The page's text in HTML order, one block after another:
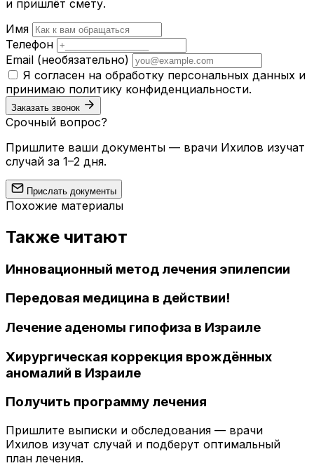
и пришлёт смету.
Имя
Телефон
Email (необязательно)
Я согласен на обработку персональных данных и
принимаю политику конфиденциальности.
Заказать звонок
Срочный вопрос?
Пришлите ваши документы — врачи Ихилов изучат
случай за 1–2 дня.
Прислать документы
Похожие материалы
Также читают
Инновационный метод лечения эпилепсии
Передовая медицина в действии!
Лечение аденомы гипофиза в Израиле
Хирургическая коррекция врождённых
аномалий в Израиле
Получить программу лечения
Пришлите выписки и обследования — врачи
Ихилов изучат случай и подберут оптимальный
план лечения.